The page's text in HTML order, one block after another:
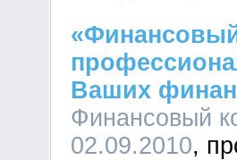
Ваших
Финансовый
02.09.2010